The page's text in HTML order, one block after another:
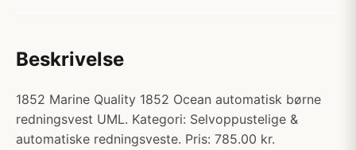
Beskrivelse
1852 Marine Quality 1852 Ocean automatisk børne
redningsvest UML. Kategori: Selvoppustelige &
automatiske redningsveste. Pris: 785.00 kr.